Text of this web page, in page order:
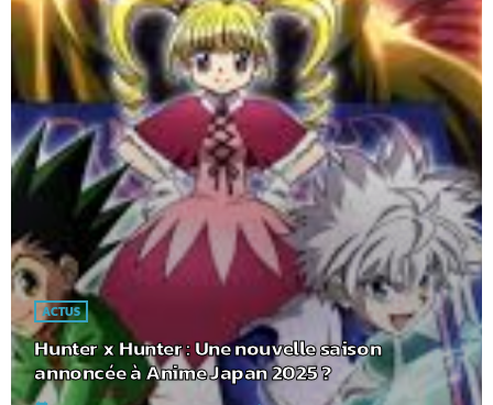
ACTUS
Hunter x Hunter : Une nouvelle saison
annoncée à Anime Japan 2025 ?